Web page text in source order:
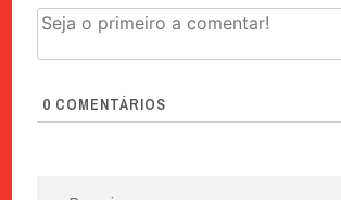
0 COMENTÁRIOS